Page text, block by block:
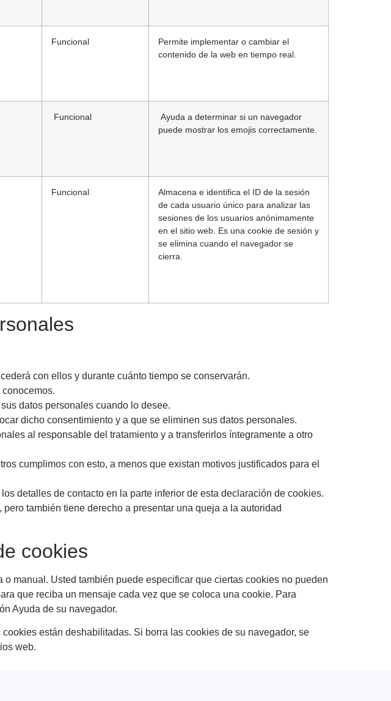
Funcional
Permite implementar o cambiar el
contenido de la web en tiempo real.
Funcional
Ayuda a determinar si un navegador
puede mostrar los emojis correctamente.
Funcional
Almacena e identifica el ID de la sesión
de cada usuario único para analizar las
sesiones de los usuarios anónimamente
en el sitio web. Es una cookie de sesión y
se elimina cuando el navegador se
cierra.
con ellos y durante cuánto tiempo se conservarán.
datos personales cuando lo desee.
dicho consentimiento y a que se eliminen sus datos personales.
al responsable del tratamiento y a transferirlos íntegramente a otro
cumplimos con esto, a menos que existan motivos justificados para el
detalles de contacto en la parte inferior de esta declaración de cookies.
también tiene derecho a presentar una queja a la autoridad
cookies
manual. Usted también puede especificar que ciertas cookies no pueden
que reciba un mensaje cada vez que se coloca una cookie. Para
Ayuda de su navegador.
están deshabilitadas. Si borra las cookies de su navegador, se
web.